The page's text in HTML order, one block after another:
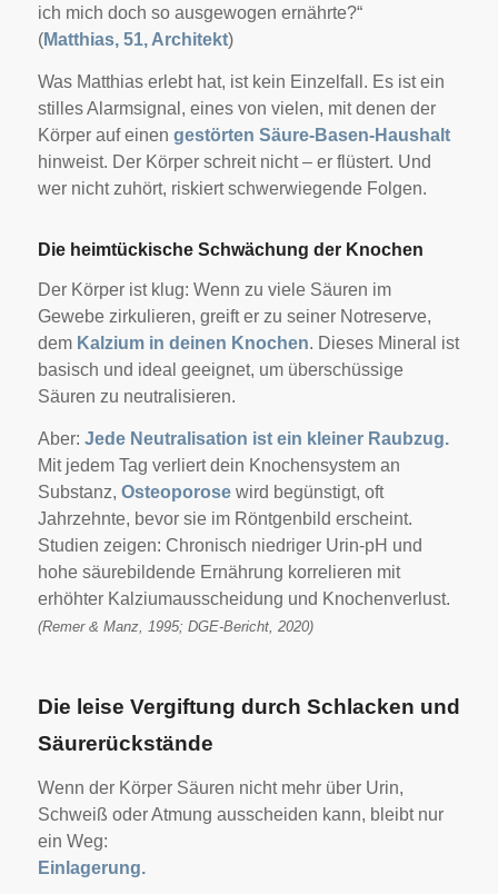
ich mich doch so ausgewogen ernährte?“
(Matthias, 51, Architekt)
Was Matthias erlebt hat, ist kein Einzelfall. Es ist ein
stilles Alarmsignal, eines von vielen, mit denen der
Körper auf einen gestörten Säure-Basen-Haushalt
hinweist. Der Körper schreit nicht – er flüstert. Und
wer nicht zuhört, riskiert schwerwiegende Folgen.
Die heimtückische Schwächung der Knochen
Der Körper ist klug: Wenn zu viele Säuren im
Gewebe zirkulieren, greift er zu seiner Notreserve,
dem Kalzium in deinen Knochen. Dieses Mineral ist
basisch und ideal geeignet, um überschüssige
Säuren zu neutralisieren.
Aber: Jede Neutralisation ist ein kleiner Raubzug.
Mit jedem Tag verliert dein Knochensystem an
Substanz, Osteoporosewird begünstigt, oft
Jahrzehnte, bevor sie im Röntgenbild erscheint.
Studien zeigen: Chronisch niedriger Urin-pH und
hohe säurebildende Ernährung korrelieren mit
erhöhter Kalziumausscheidung und Knochenverlust.
(Remer & Manz, 1995; DGE-Bericht, 2020)
Die leise Vergiftung durch Schlacken und
Säurerückstände
Wenn der Körper Säuren nicht mehr über Urin,
Schweiß oder Atmung ausscheiden kann, bleibt nur
ein Weg:
Einlagerung.